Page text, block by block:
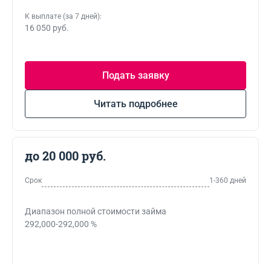
К выплате (за 7 дней):
16 050 руб.
Подать заявку
Читать подробнее
до 20 000 руб.
Срок 1-360 дней
Диапазон полной стоимости займа
292,000-292,000 %